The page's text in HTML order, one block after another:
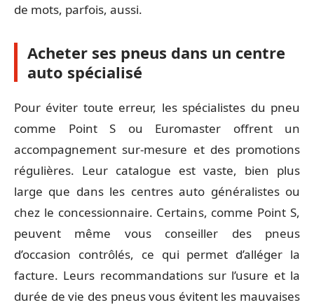
de mots, parfois, aussi.
Acheter ses pneus dans un centre
auto spécialisé
Pour éviter toute erreur, les spécialistes du pneu
comme Point S ou Euromaster offrent un
accompagnement sur-mesure et des promotions
régulières. Leur catalogue est vaste, bien plus
large que dans les centres auto généralistes ou
chez le concessionnaire. Certains, comme Point S,
peuvent même vous conseiller des pneus
d’occasion contrôlés, ce qui permet d’alléger la
facture. Leurs recommandations sur l’usure et la
durée de vie des pneus vous évitent les mauvaises